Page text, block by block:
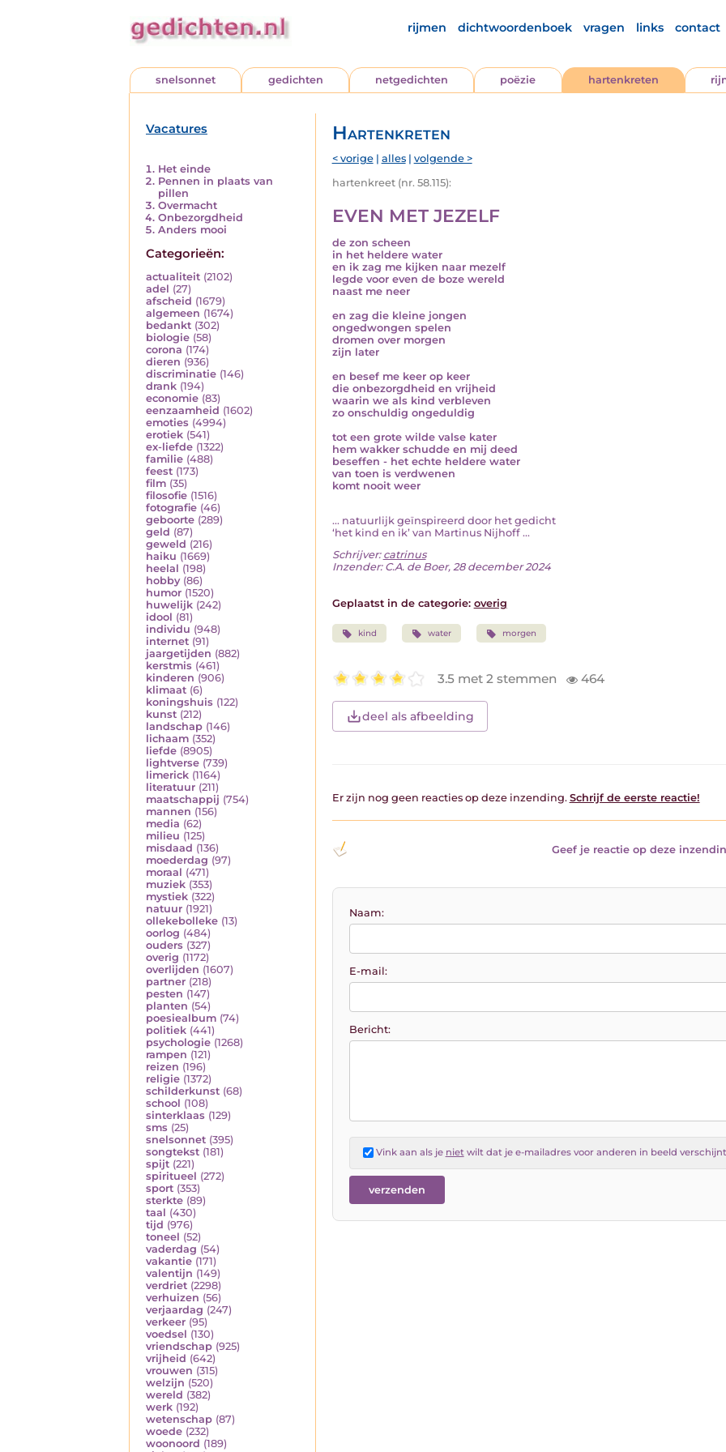
rijmen dichtwoordenboek vragen links contact
snelsonnet gedichten netgedichten poëzie hartenkreten
Vacatures
Het einde
Pennen in plaats van
pillen
Overmacht
Onbezorgdheid
Anders mooi
Categorieën:
actualiteit (2102)
adel (27)
afscheid (1679)
algemeen (1674)
bedankt (302)
biologie (58)
corona (174)
dieren (936)
discriminatie (146)
drank (194)
economie (83)
eenzaamheid (1602)
emoties (4994)
erotiek (541)
ex-liefde (1322)
familie (488)
feest (173)
film (35)
filosofie (1516)
fotografie (46)
geboorte (289)
geld (87)
geweld (216)
haiku (1669)
heelal (198)
hobby (86)
humor (1520)
huwelijk (242)
idool (81)
individu (948)
internet (91)
jaargetijden (882)
kerstmis (461)
kinderen (906)
klimaat (6)
koningshuis (122)
kunst (212)
landschap (146)
lichaam (352)
liefde (8905)
lightverse (739)
limerick (1164)
literatuur (211)
maatschappij (754)
mannen (156)
media (62)
milieu (125)
misdaad (136)
moederdag (97)
moraal (471)
muziek (353)
mystiek (322)
natuur (1921)
ollekebolleke (13)
oorlog (484)
ouders (327)
overig (1172)
overlijden (1607)
partner (218)
pesten (147)
planten (54)
poesiealbum (74)
politiek (441)
psychologie (1268)
rampen (121)
reizen (196)
religie (1372)
schilderkunst (68)
school (108)
sinterklaas (129)
sms (25)
snelsonnet (395)
songtekst (181)
spijt (221)
spiritueel (272)
sport (353)
sterkte (89)
taal (430)
tijd (976)
toneel (52)
vaderdag (54)
vakantie (171)
valentijn (149)
verdriet (2298)
verhuizen (56)
verjaardag (247)
verkeer (95)
voedsel (130)
vriendschap (925)
vrijheid (642)
vrouwen (315)
welzijn (520)
wereld (382)
werk (192)
wetenschap (87)
woede (232)
woonoord (189)
Hartenkreten
< vorige| alles| volgende >
hartenkreet (nr. 58.115):
EVEN MET JEZELF
de zon scheen
in het heldere water
en ik zag me kijken naar mezelf
legde voor even de boze wereld
naast me neer
en zag die kleine jongen
ongedwongen spelen
dromen over morgen
zijn later
en besef me keer op keer
die onbezorgdheid en vrijheid
waarin we als kind verbleven
zo onschuldig ongeduldig
tot een grote wilde valse kater
hem wakker schudde en mij deed
beseffen - het echte heldere water
van toen is verdwenen
komt nooit weer
... natuurlijk geïnspireerd door het gedicht
‘het kind en ik’ van Martinus Nijhoff ...
Schrijver: catrinus
Inzender: C.A. de Boer, 28 december 2024
Geplaatst in de categorie: overig
kind water morgen
3.5 met 2 stemmen 464
deel als afbeelding
Er zijn nog geen reacties op deze inzending. Schrijf de eerste reactie!
Geef je reactie op deze
Naam:
E-mail:
Bericht:
Vink aan als je nietwilt dat je e-mailadres voor anderen in beeld verschijnt